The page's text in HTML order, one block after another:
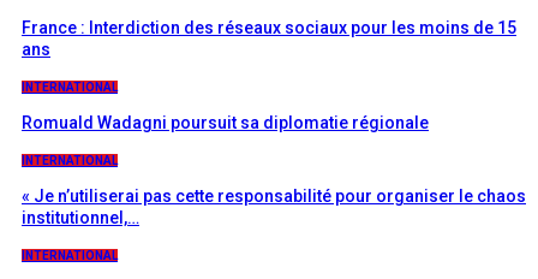
France : Interdiction des réseaux sociaux pour les moins de 15
ans
INTERNATIONAL
Romuald Wadagni poursuit sa diplomatie régionale
INTERNATIONAL
« Je n’utiliserai pas cette responsabilité pour organiser le chaos
institutionnel,…
INTERNATIONAL